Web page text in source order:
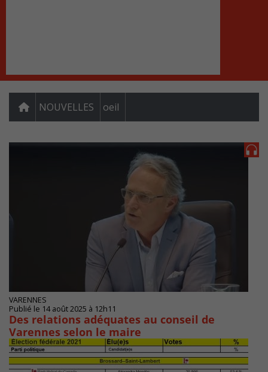
NOUVELLES oeil
VARENNES
Publié le 14 août 2025 à 12h11
Des relations adéquates au conseil de
Varennes selon le maire